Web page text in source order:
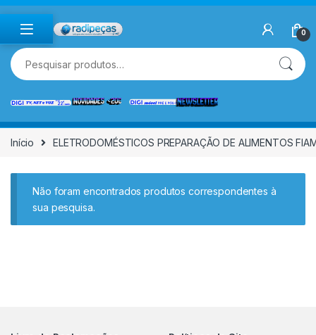
Skip to navigation
Skip to content
0
Pesquisar por:
Início ELETRODOMÉSTICOS PREPARAÇÃO DE ALIMENTOS
Não foram encontrados produtos correspondentes à
sua pesquisa.